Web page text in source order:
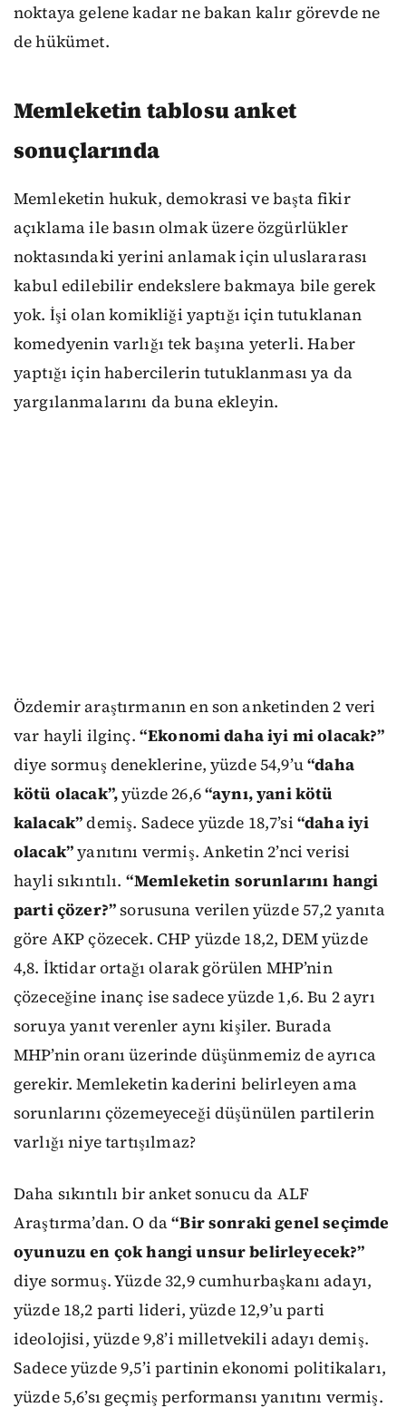
noktaya gelene kadar ne bakan kalır görevde ne
de hükümet.
Memleketin tablosu anket
sonuçlarında
Memleketin hukuk, demokrasi ve başta fikir
açıklama ile basın olmak üzere özgürlükler
noktasındaki yerini anlamak için uluslararası
kabul edilebilir endekslere bakmaya bile gerek
yok. İşi olan komikliği yaptığı için tutuklanan
komedyenin varlığı tek başına yeterli. Haber
yaptığı için habercilerin tutuklanması ya da
yargılanmalarını da buna ekleyin.
Özdemir araştırmanın en son anketinden 2 veri
var hayli ilginç. “Ekonomi daha iyi mi olacak?”
diye sormuş deneklerine, yüzde 54,9’u“daha
kötü olacak”,yüzde 26,6“aynı, yani kötü
kalacak”demiş. Sadece yüzde 18,7’si “daha iyi
olacak”yanıtını vermiş. Anketin 2’nci verisi
hayli sıkıntılı. “Memleketin sorunlarını hangi
parti çözer?”sorusuna verilen yüzde 57,2 yanıta
göre AKP çözecek. CHP yüzde 18,2, DEM yüzde
4,8. İktidar ortağı olarak görülen MHP’nin
çözeceğine inanç ise sadece yüzde 1,6. Bu 2 ayrı
soruya yanıt verenler aynı kişiler. Burada
MHP’nin oranı üzerinde düşünmemiz de ayrıca
gerekir. Memleketin kaderini belirleyen ama
sorunlarını çözemeyeceği düşünülen partilerin
varlığı niye tartışılmaz?
Daha sıkıntılı bir anket sonucu da ALF
Araştırma’dan. O da“Bir sonraki genel seçimde
oyunuzu en çok hangi unsur belirleyecek?”
diye sormuş. Yüzde 32,9 cumhurbaşkanı adayı,
yüzde 18,2 parti lideri, yüzde 12,9’u parti
ideolojisi, yüzde 9,8’i milletvekili adayı demiş.
Sadece yüzde 9,5’i partinin ekonomi politikaları,
yüzde 5,6’sı geçmiş performansı yanıtını vermiş.